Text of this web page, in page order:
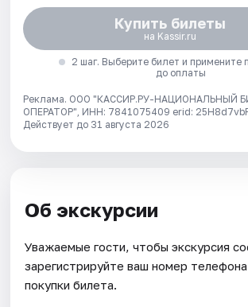
Купить билеты
на Kassir.ru
2 шаг. Выберите билет и примените
до оплаты
Реклама. ООО "КАССИР.РУ-НАЦИОНАЛЬНЫЙ
ОПЕРАТОР", ИНН: 7841075409 erid:
Действует до 31 августа 2026
Об экскурсии
Уважаемые гости, чтобы экскурсия
зарегистрируйте ваш номер
покупки билета.